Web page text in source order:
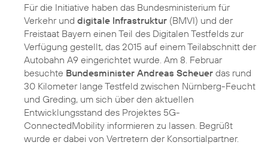
Für die Initiative haben das Bundesministerium für
Verkehr und digitale Infrastruktur (BMVI) und der
Freistaat Bayern einen Teil des Digitalen Testfelds zur
Verfügung gestellt, das 2015 auf einem Teilabschnitt der
Autobahn A9 eingerichtet wurde. Am 8. Februar
besuchte Bundesminister Andreas Scheuer das rund
30 Kilometer lange Testfeld zwischen Nürnberg-Feucht
und Greding, um sich über den aktuellen
Entwicklungsstand des Projektes 5G-
ConnectedMobility informieren zu lassen. Begrüßt
wurde er dabei von Vertretern der Konsortialpartner.